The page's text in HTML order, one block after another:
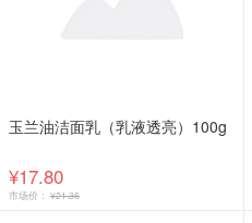
玉兰油洁面乳（乳液透亮）100g
¥17.80
市场价： ¥21.36